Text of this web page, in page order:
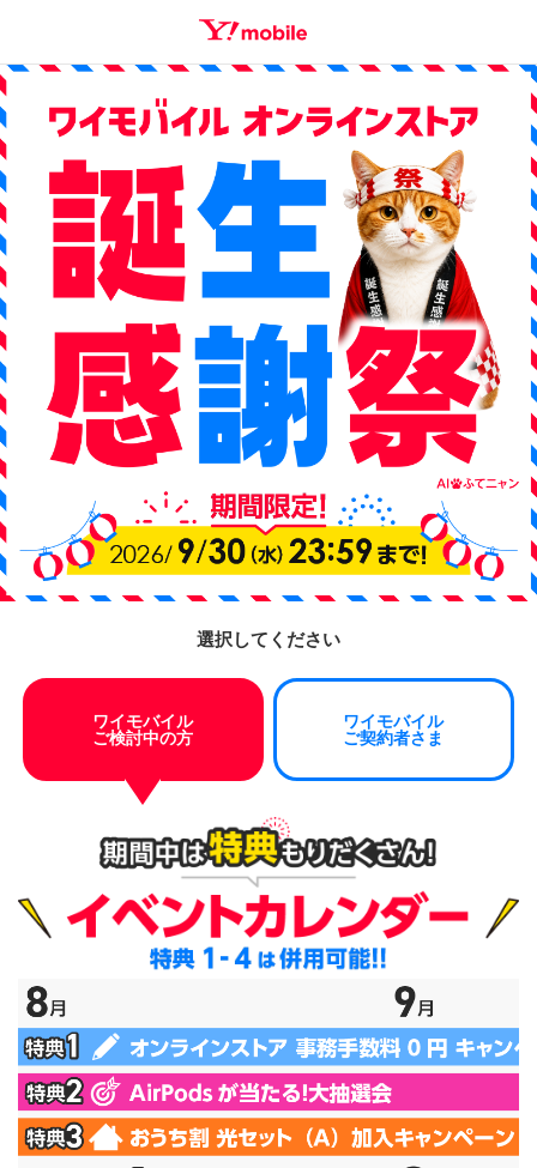
SEARCH
選択してください
ワイモバイル
ご検討中の方
ワイモバイル
ご契約者さま